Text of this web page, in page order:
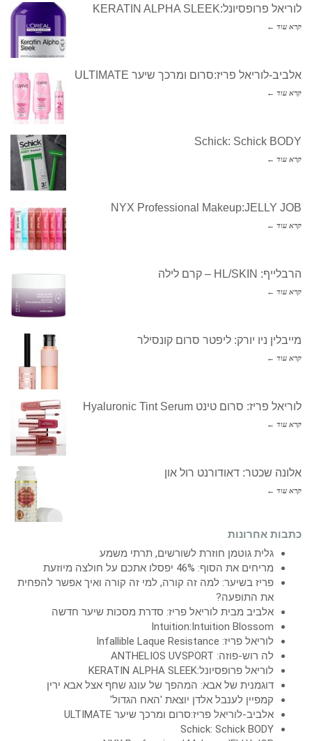
לוריאל פרופסיונל:KERATIN ALPHA SLEEK
קרא עוד ←
אלביב-לוריאל פריז:סרום ומרכך שיער ULTIMATE
קרא עוד ←
Schick: Schick BODY
קרא עוד ←
NYX Professional Makeup:JELLY JOB
קרא עוד ←
הרבלייף: HL/SKIN – קרם לילה
קרא עוד ←
מייבלין ניו יורק: ליפטר סרום קונסילר
קרא עוד ←
לוריאל פריז: סרום טינט Hyaluronic Tint Serum
קרא עוד ←
אלונה שכטר: דאודורנט רול און
קרא עוד ←
כתבות אחרונות
גלית גוטמן חוזרת לשורשים, תרתי משמע
מריחים את הסוף: 46% יפסלו אתכם על חולצה מיוזעת
פריז בשיער: למה זה קורה, למי זה קורה ואיך אפשר להפחית
את התופעה?
אלביב מבית לוריאל פריז: סדרת מסכות שיער חדשה
Intuition:Intuition Blossom
לוריאל פריז: Infallible Laque Resistance
לה רוש-פוזה: ANTHELIOS UVSPORT
לוריאל פרופסיונל:KERATIN ALPHA SLEEK
דוגמנית של אבא: המהפך של עונג שחף אצל אבא ירין
קמפיין לענבל אלדן יוצאת 'האח הגדול'
אלביב-לוריאל פריז:סרום ומרכך שיער ULTIMATE
Schick: Schick BODY